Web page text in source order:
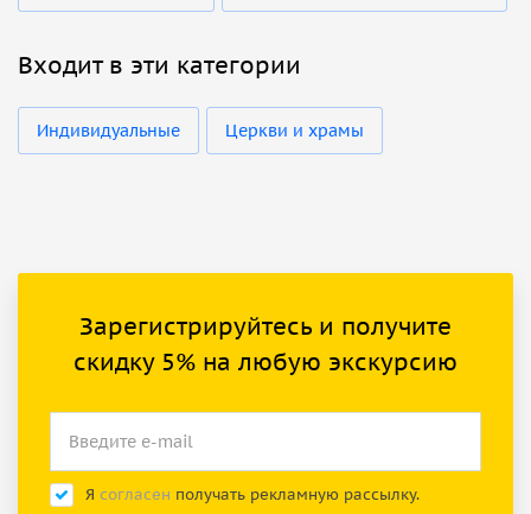
Входит в эти категории
Индивидуальные Церкви и храмы
Зарегистрируйтесь и получите
скидку 5% на любую экскурсию
Я согласен получать рекламную рассылку.